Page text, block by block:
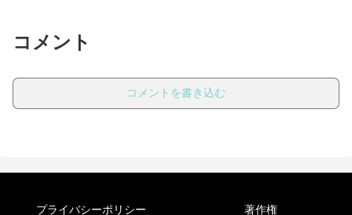
コメント
コメントを書き込む
プライバシーポリシー 著作権